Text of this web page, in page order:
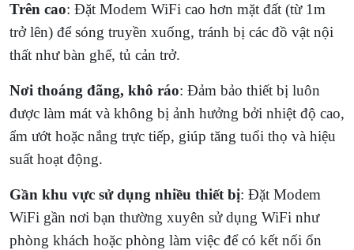
Trên cao: Đặt Modem WiFi cao hơn mặt đất (từ 1m
trở lên) để sóng truyền xuống, tránh bị các đồ vật nội
thất như bàn ghế, tủ cản trở.
Nơi thoáng đãng, khô ráo: Đảm bảo thiết bị luôn
được làm mát và không bị ảnh hưởng bởi nhiệt độ cao,
ẩm ướt hoặc nắng trực tiếp, giúp tăng tuổi thọ và hiệu
suất hoạt động.
Gần khu vực sử dụng nhiều thiết bị: Đặt Modem
WiFi gần nơi bạn thường xuyên sử dụng WiFi như
phòng khách hoặc phòng làm việc để có kết nối ổn